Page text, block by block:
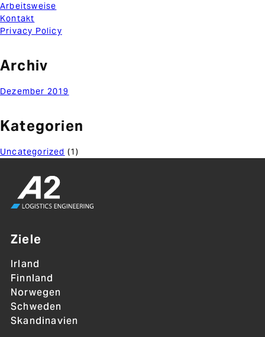
Arbeitsweise
Kontakt
Privacy Policy
Archiv
Dezember 2019
Kategorien
Uncategorized (1)
Ziele
Irland
Finnland
Norwegen
Schweden
Skandinavien